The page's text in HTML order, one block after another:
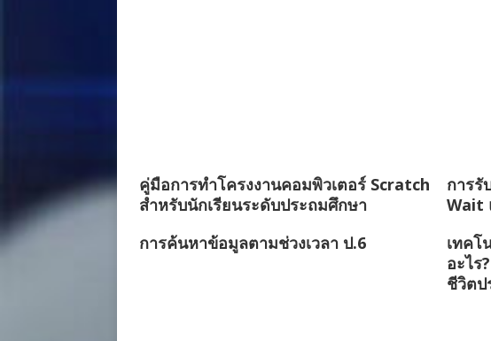
คู่มือการทำโครงงานคอมพิวเตอร์ Scratch
สำหรับนักเรียนระดับประถมศึกษา
การรั
Wait
การค้นหาข้อมูลตามช่วงเวลา ป.6
เทคโ
อะไร
ชีวิตป